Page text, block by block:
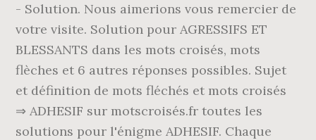
- Solution. Nous aimerions vous remercier de
votre visite. Solution pour AGRESSIFS ET
BLESSANTS dans les mots croisés, mots
flèches et 6 autres réponses possibles. Sujet
et définition de mots fléchés et mots croisés
⇒ ADHESIF sur motscroisés.fr toutes les
solutions pour l'énigme ADHESIF. Chaque